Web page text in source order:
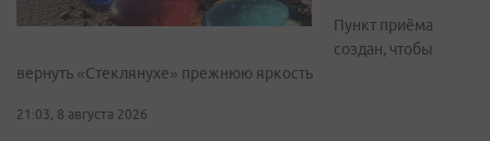
Пункт приёма
создан, чтобы
вернуть «Стеклянухе» прежнюю яркость
21:03, 8 августа 2026